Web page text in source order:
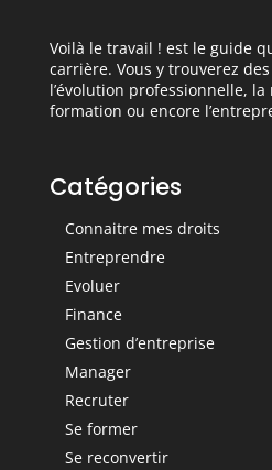
Voilà le travail ! est le guide
carrière. Vous y trouverez
l’évolution professionnelle,
formation ou encore
Catégories
Connaitre mes droits
Entreprendre
Evoluer
Finance
Gestion d’entreprise
Manager
Recruter
Se former
Se reconvertir